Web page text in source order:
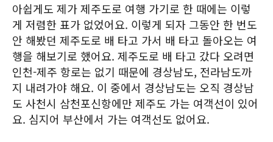
아쉽게도 제가 제주도로 여행 가기로 한 때에는 이렇
게 저렴한 표가 없었어요. 이렇게 되자 그동안 한 번도
안 해봤던 제주도로 배 타고 가서 배 타고 돌아오는 여
행을 해보기로 했어요. 제주도로 배 타고 갔다 오려면
인천-제주 항로는 없기 때문에 경상남도, 전라남도까
지 내려가야 해요. 이 중에서 경상남도는 오직 경상남
도 사천시 삼천포신항에만 제주도 가는 여객선이 있어
요. 심지어 부산에서 가는 여객선도 없어요.